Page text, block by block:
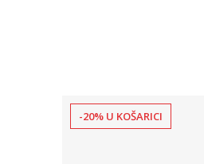
-20% U KOŠARICI